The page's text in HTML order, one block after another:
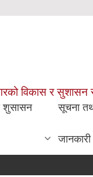
नगरको विकास र सुशासन
शुसासन सूचना
जानकारी